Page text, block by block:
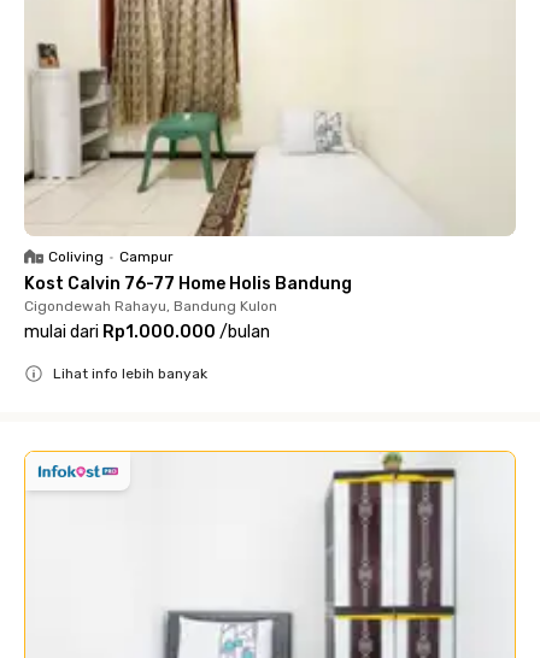
Coliving • Campur
Kost Calvin 76-77 Home Holis Bandung
Cigondewah Rahayu, Bandung Kulon
mulai dari Rp1.000.000 /bulan
Lihat info lebih banyak